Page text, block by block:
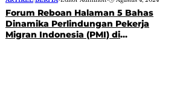
Forum Reboan Halaman 5 Bahas
Dinamika Perlindungan Pekerja
Migran Indonesia (PMI) di